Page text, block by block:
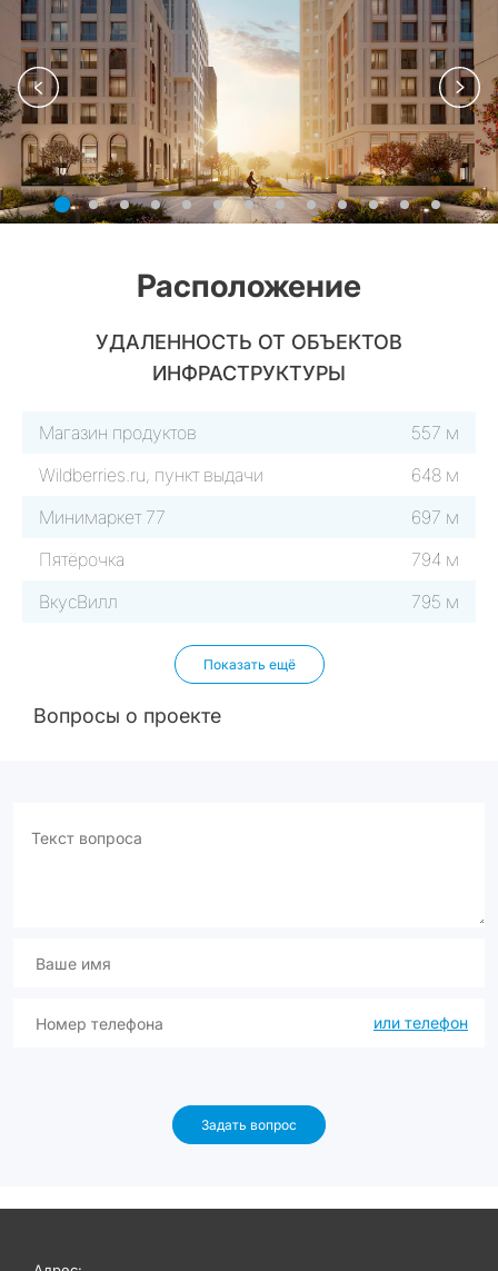
Расположение
УДАЛЕННОСТЬ ОТ ОБЪЕКТОВ
ИНФРАСТРУКТУРЫ
Магазин продуктов
557 м
Wildberries.ru, пункт выдачи
648 м
Минимаркет 77
697 м
Пятёрочка
794 м
ВкусВилл
795 м
Показать ещё
Вопросы о проекте
или телефон
Задать вопрос